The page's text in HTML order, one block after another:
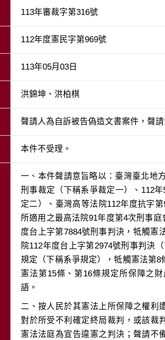
113年審裁字第316號
112年度憲民字第969號
113年05月03日
洪錦坤、洪柏棋
聲請人為自訴被告偽造文書案件，聲
本件不受理。
一、本件聲請意旨略以：臺灣臺北地
刑事裁定（下稱系爭裁定一）、112
定二）、臺灣高等法院112年度抗字
所適用之最高法院91年度第4次刑事
度台上字第7884號刑事判決，牴觸憲
院112年度台上字第2974號刑事判決
規定（下稱系爭規定），牴觸憲法第
憲法第15條、第16條規定所保障之
二、按人民於其憲法上所保障之權利
對於所受不利確定終局裁判，或該裁
憲法法庭為宣告違憲之判決；聲請不